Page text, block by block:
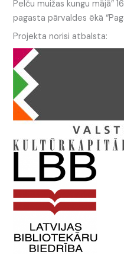
Pelču muižas kungu mājā”
pagasta pārvaldes ēkā
Projekta norisi atbalsta: